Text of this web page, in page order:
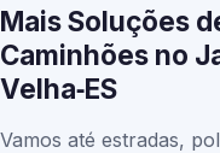
Mais Soluções
Caminhões no
Velha‑ES
Vamos até estradas,